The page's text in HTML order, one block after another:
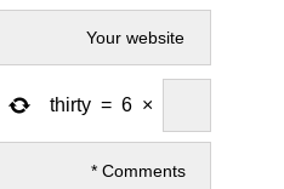
×
6
=
thirty